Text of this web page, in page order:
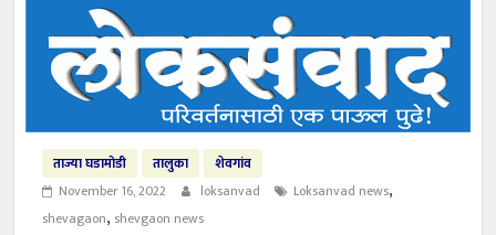
ताज्या घडामोडी तालुका
शेवगांव
November 16, 2022
loksanvad Loksanvad news,
shevagaon, shevgaon news